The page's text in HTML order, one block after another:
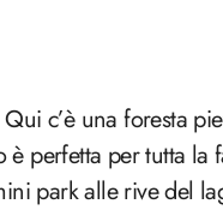
c’è una foresta
perfetta per tutta la
park alle rive del